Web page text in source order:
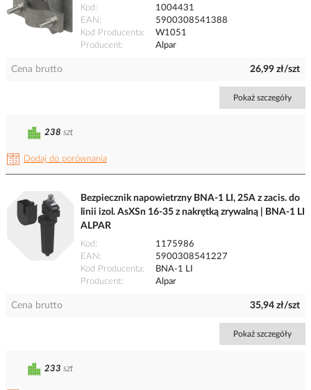
Kod
1004431
EAN
5900308541388
Kod Producenta
W1051
Producent
Alpar
Cena brutto 26,99 zł/szt
Pokaż szczegóły
Dodaj do porównania
238 szt
Bezpiecznik napowietrzny BNA-1 LI, 25A z zacis. do
linii izol. AsXSn 16-35 z nakrętką zrywalną | BNA-1 LI
ALPAR
Kod
1175986
EAN
5900308541227
Kod Producenta
BNA-1 LI
Producent
Alpar
Cena brutto 35,94 zł/szt
Pokaż szczegóły
233 szt